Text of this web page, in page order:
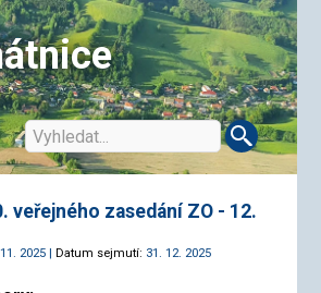
veřejného zasedání ZO - 12.
2025 | Datum sejmutí: 31. 12. 2025